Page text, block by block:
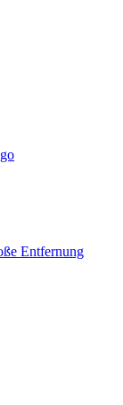
Entfernung